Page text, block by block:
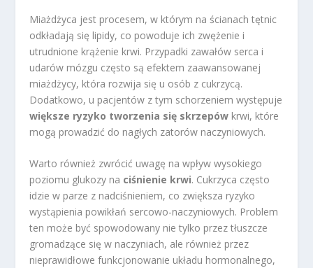
Miażdżyca jest procesem, w którym na ścianach tętnic
odkładają się lipidy, co powoduje ich zwężenie i
utrudnione krążenie krwi. Przypadki zawałów serca i
udarów mózgu często są efektem zaawansowanej
miażdżycy, która rozwija się u osób z cukrzycą.
Dodatkowo, u pacjentów z tym schorzeniem występuje
większe ryzyko tworzenia się skrzepów krwi, które
mogą prowadzić do nagłych zatorów naczyniowych.
Warto również zwrócić uwagę na wpływ wysokiego
poziomu glukozy na ciśnienie krwi. Cukrzyca często
idzie w parze z nadciśnieniem, co zwiększa ryzyko
wystąpienia powikłań sercowo-naczyniowych. Problem
ten może być spowodowany nie tylko przez tłuszcze
gromadzące się w naczyniach, ale również przez
nieprawidłowe funkcjonowanie układu hormonalnego,